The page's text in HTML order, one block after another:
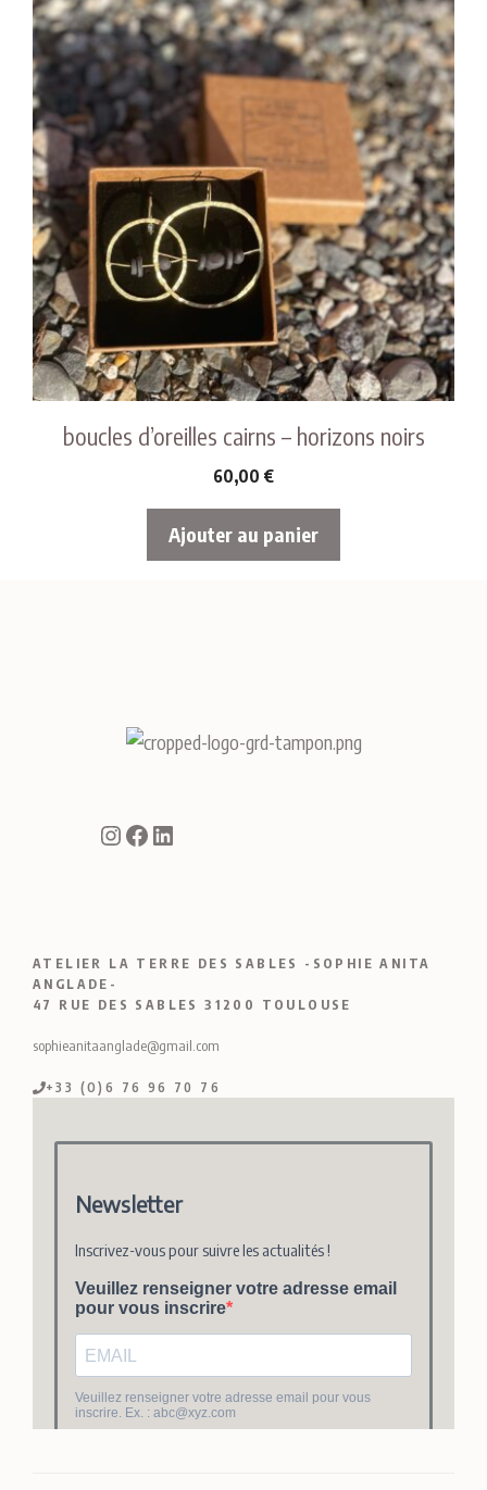
boucles d’oreilles cairns – horizons noirs
60,00 €
Ajouter au panier
Instagram
Facebook
LinkedIn
ATELIER LA TERRE DES SABLES -SOPHIE ANITA
ANGLADE-
47 RUE DES SABLES 31200 TOULOUSE
sophieanitaanglade@gmail.com
+33 (O)6 76 96 70 76